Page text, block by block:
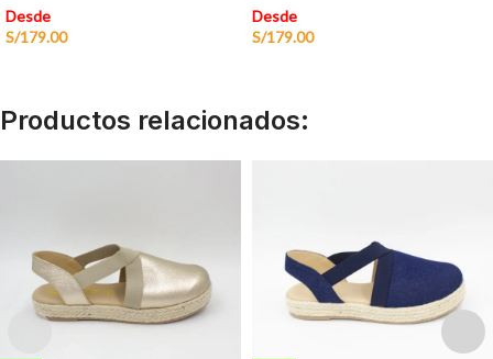
Desde
S/179.00
Desde
S/179.00
Productos relacionados: